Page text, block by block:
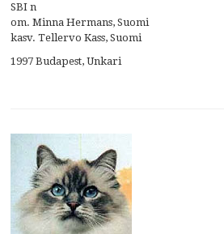
SBI n
om. Minna Hermans, Suomi
kasv. Tellervo Kass, Suomi
1997 Budapest, Unkari